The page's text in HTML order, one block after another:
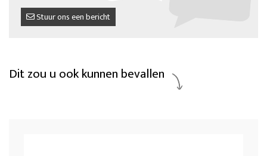
Stuur ons een bericht
Dit zou u ook kunnen bevallen